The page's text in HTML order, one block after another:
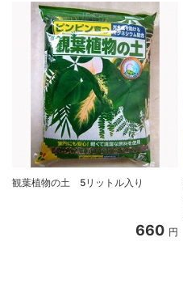
観葉植物の土 5リットル入り
660 円